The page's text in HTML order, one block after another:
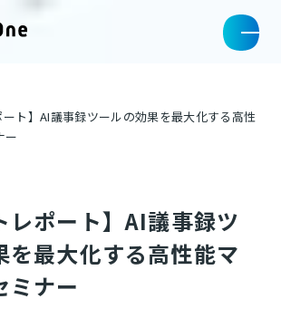
ート】AI議事録ツールの効果を最大化する高性
ー
レポート】AI議事録ツ
を最大化する高性能マ
ミナー